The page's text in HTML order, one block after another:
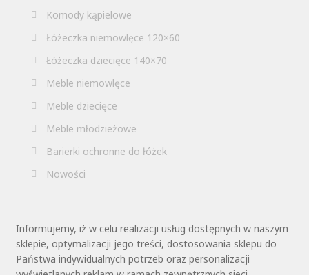
Komody kąpielowe
Łóżeczka niemowlęce 120×60
Łóżeczka dziecięce 140×70
Meble niemowlęce
Meble dziecięce
Meble młodzieżowe
Barierki ochronne do łóżek
Nowości
Informujemy, iż w celu realizacji usług dostępnych w naszym
sklepie, optymalizacji jego treści, dostosowania sklepu do
Państwa indywidualnych potrzeb oraz personalizacji